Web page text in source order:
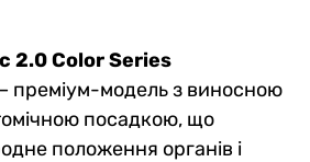
2.0 Color Series
– преміум-модель з виносною
посадкою, що
положення органів і